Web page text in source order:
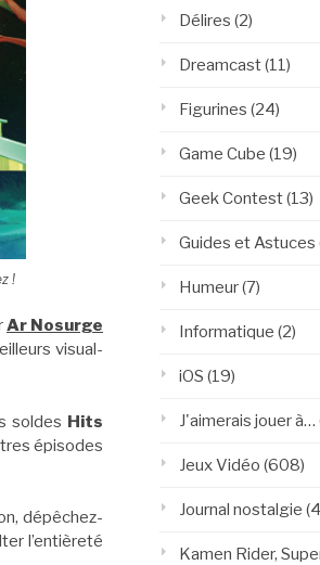
!
Ar Nosurge
visual-
soldes Hits
épisodes
dépêchez-
l’entièreté
Délires (2)
Dreamcast(11)
Figurines (24)
Game Cube (19)
Geek Contest(13)
Guides et Astuces
Humeur(7)
Informatique (2)
iOS (19)
J'aimerais jouer à…
Jeux Vidéo (608)
Journal nostalgie
Kamen Rider,